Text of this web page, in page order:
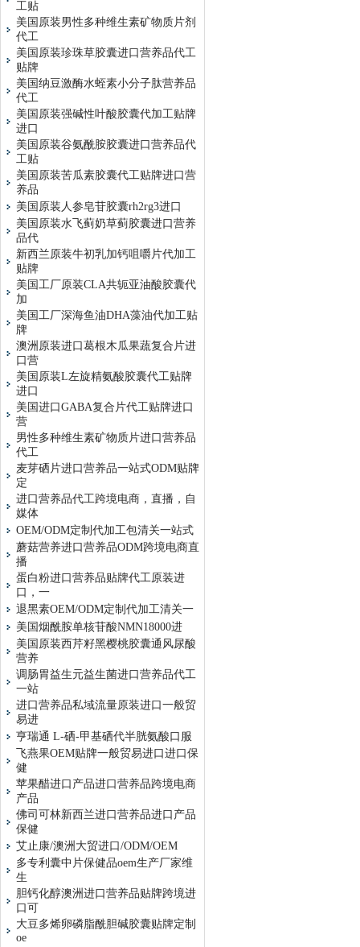
工贴
美国原装男性多种维生素矿物质片剂
代工
美国原装珍珠草胶囊进口营养品代工
贴牌
美国纳豆激酶水蛭素小分子肽营养品
代工
美国原装强碱性叶酸胶囊代加工贴牌
进口
美国原装谷氨酰胺胶囊进口营养品代
工贴
美国原装苦瓜素胶囊代工贴牌进口营
养品
美国原装人参皂苷胶囊rh2rg3进口
美国原装水飞蓟奶草蓟胶囊进口营养
品代
新西兰原装牛初乳加钙咀嚼片代加工
贴牌
美国工厂原装CLA共轭亚油酸胶囊代
加
美国工厂深海鱼油DHA藻油代加工贴
牌
澳洲原装进口葛根木瓜果蔬复合片进
口营
美国原装L左旋精氨酸胶囊代工贴牌
进口
美国进口GABA复合片代工贴牌进口
营
男性多种维生素矿物质片进口营养品
代工
麦芽硒片进口营养品一站式ODM贴牌
定
进口营养品代工跨境电商，直播，自
媒体
OEM/ODM定制代加工包清关一站式
蘑菇营养进口营养品ODM跨境电商直
播
蛋白粉进口营养品贴牌代工原装进
口，一
退黑素OEM/ODM定制代加工清关一
美国烟酰胺单核苷酸NMN18000进
美国原装西芹籽黑樱桃胶囊通风尿酸
营养
调肠胃益生元益生菌进口营养品代工
一站
进口营养品私域流量原装进口一般贸
易进
亨瑞通 L-硒-甲基硒代半胱氨酸口服
飞燕果OEM贴牌一般贸易进口进口保
健
苹果醋进口产品进口营养品跨境电商
产品
佛司可林新西兰进口营养品进口产品
保健
艾止康/澳洲大贸进口/ODM/OEM
多专利囊中片保健品oem生产厂家维
生
胆钙化醇澳洲进口营养品贴牌跨境进
口可
大豆多烯卵磷脂酰胆碱胶囊贴牌定制
oe